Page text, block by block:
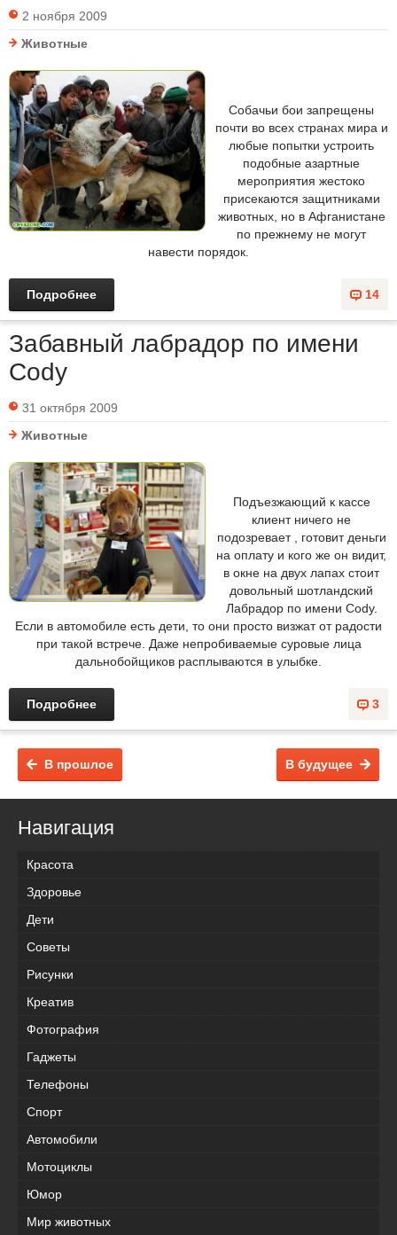
2 ноября 2009
Животные
Собачьи бои запрещены
почти во всех странах мира и
любые попытки устроить
подобные азартные
мероприятия жестоко
присекаются защитниками
животных, но в Афганистане
по прежнему не могут
навести порядок.
14
Подробнее
Забавный лабрадор по имени
Cody
31 октября 2009
Животные
Подъезжающий к кассе
клиент ничего не
подозревает , готовит деньги
на оплату и кого же он видит,
в окне на двух лапах стоит
довольный шотландский
Лабрадор по имени Cody.
Если в автомобиле есть дети, то они просто визжат от радости
при такой встрече. Даже непробиваемые суровые лица
дальнобойщиков расплываются в улыбке.
3
Подробнее
В будущее
В прошлое
Навигация
Красота
Здоровье
Дети
Советы
Рисунки
Креатив
Фотография
Гаджеты
Телефоны
Спорт
Автомобили
Мотоциклы
Юмор
Мир животных